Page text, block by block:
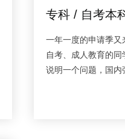
专科 / 自考本
硕士?
一年一度的申请季又
自考、成人教育的
说明一个问题，国